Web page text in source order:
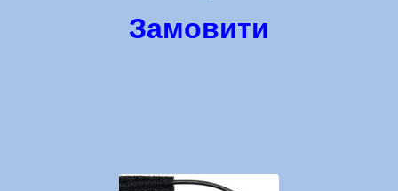
Замовити